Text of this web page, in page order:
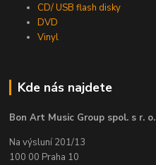
CD/ USB flash disky
DVD
Vinyl
Kde nás najdete
Bon Art Music Group spol. s r. o.
Na výsluní 201/13
100 00 Praha 10